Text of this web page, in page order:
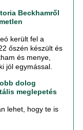
Beckhamről
került fel a
őszén készült és
és menye,
jól egymással.
dolog
meglepetés
lehet, hogy te is